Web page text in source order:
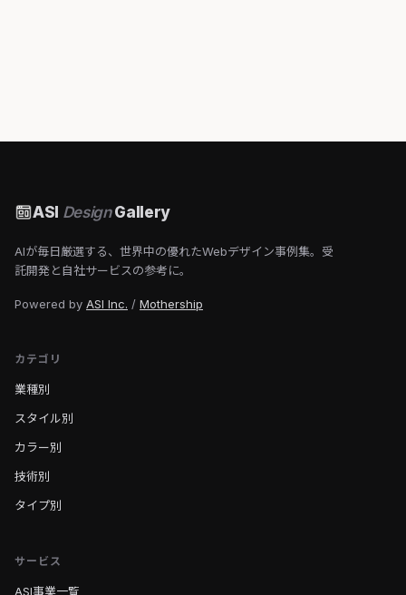
ASI DesignGallery
AIが毎日厳選する、世界中の優れたWebデザイン事例集。受
託開発と自社サービスの参考に。
Powered by ASI Inc. / Mothership
カテゴリ
業種別
スタイル別
カラー別
技術別
タイプ別
サービス
ASI事業一覧